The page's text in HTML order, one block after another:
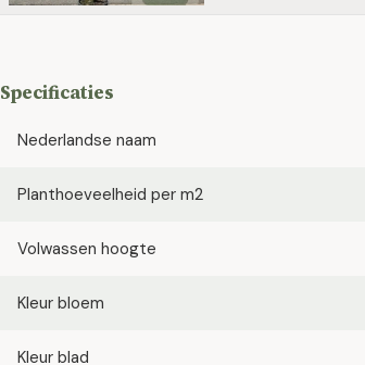
Specificaties
Nederlandse naam
Planthoeveelheid per m2
Volwassen hoogte
Kleur bloem
Kleur blad